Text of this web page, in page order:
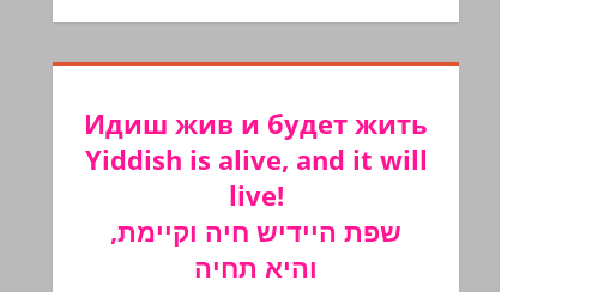
Идиш жив и будет жить
Yiddish is alive, and it will
live!
שפת היידיש חיה וקיימת,
והיא תחיה